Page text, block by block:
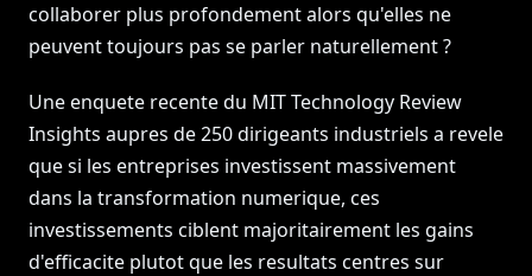
collaborer plus profondement alors qu'elles ne
peuvent toujours pas se parler naturellement ?
Une enquete recente du MIT Technology Review
Insights aupres de 250 dirigeants industriels a revele
que si les entreprises investissent massivement
dans la transformation numerique, ces
investissements ciblent majoritairement les gains
d'efficacite plutot que les resultats centres sur